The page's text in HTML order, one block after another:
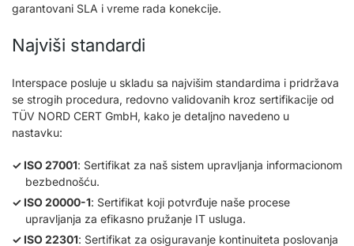
garantovani SLA i vreme rada konekcije.
Najviši standardi
Interspace posluje u skladu sa najvišim standardima i pridržava
se strogih procedura, redovno validovanih kroz sertifikacije od
TÜV NORD CERT GmbH, kako je detaljno navedeno u
nastavku:
ISO 27001: Sertifikat za naš sistem upravljanja informacionom
bezbednošću.
ISO 20000-1: Sertifikat koji potvrđuje naše procese
upravljanja za efikasno pružanje IT usluga.
ISO 22301: Sertifikat za osiguravanje kontinuiteta poslovanja